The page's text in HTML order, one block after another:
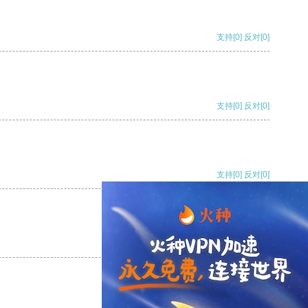
支持[0] 反对[0]
支持[0] 反对[0]
支持[0] 反对[0]
支持[0] 反对